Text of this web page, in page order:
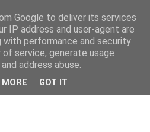
Google to deliver its services
IP address and user-agent are
with performance and security
service, generate usage
address abuse.
MORE GOT IT